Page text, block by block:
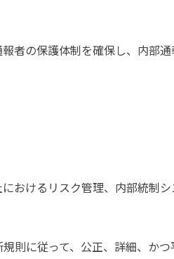
者の保護体制を確保し、内部通
けるリスク管理、内部統制
則に従って、公正、詳細、か